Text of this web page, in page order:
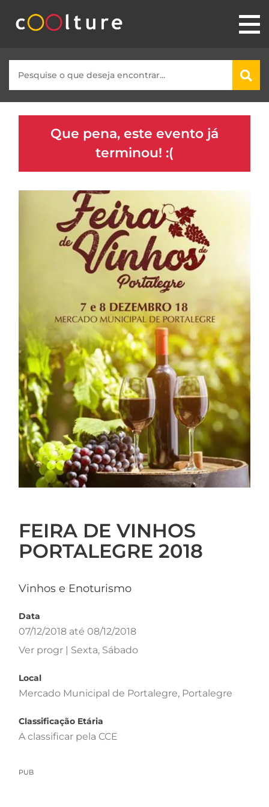
Que pena, este evento já
terminou! :(
FEIRA DE VINHOS
PORTALEGRE 2018
Vinhos e Enoturismo
Data
07/12/2018 até 08/12/2018
Ver progr | Sexta, Sábado
Local
Mercado Municipal de Portalegre, Portalegre
Classificação Etária
A classificar pela CCE
PUB